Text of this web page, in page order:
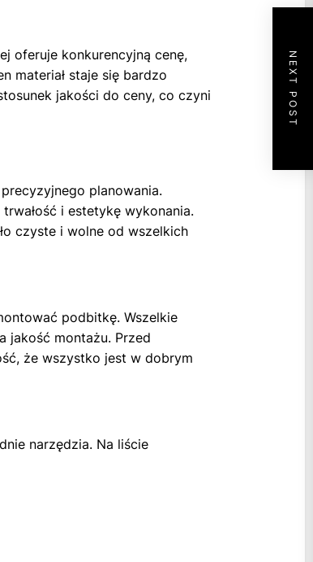
oferuje konkurencyjną cenę,
materiał staje się bardzo
jakości do ceny, co czyni
planowania.
i estetykę wykonania.
czyste i wolne od wszelkich
podbitkę. Wszelkie
jakość montażu. Przed
że wszystko jest w dobrym
narzędzia. Na liście
NEXT POST